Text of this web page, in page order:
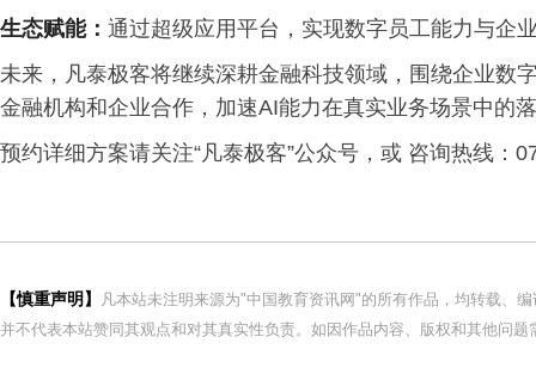
生态赋能： 通过超级应用平台，实现数字员工能力与企
未来，凡泰极客将继续深耕金融科技领域，围绕企业数
金融机构和企业合作，加速AI能力在真实业务场景中的
预约详细方案请关注“凡泰极客”公众号，或 咨询热线：
【慎重声明】
凡本站未注明来源为"中国教育资讯网"的所有作品，均转载、
并不代表本站赞同其观点和对其真实性负责。如因作品内容、版权和其他问